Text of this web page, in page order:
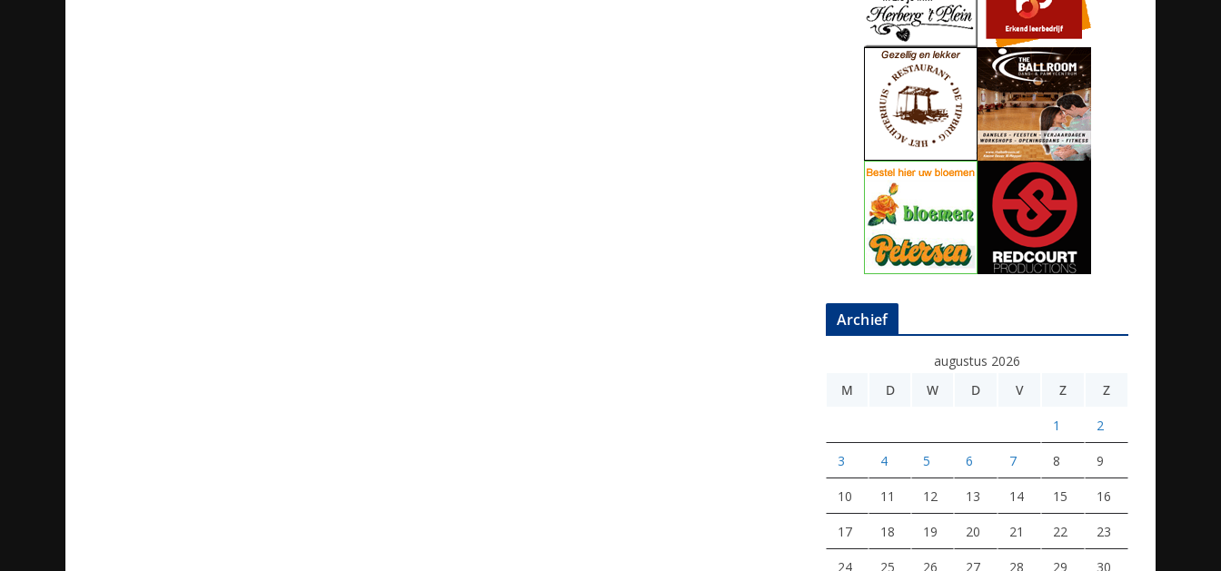
Archief
augustus 2026
M
D W D V Z Z
1 2
3 4 5 6 7 8 9
10 11 12 13 14 15 16
17 18 19 20 21 22 23
24 25 26 27 28 29 30